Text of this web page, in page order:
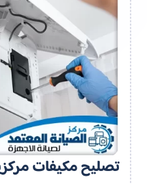
تصليح مكيفات